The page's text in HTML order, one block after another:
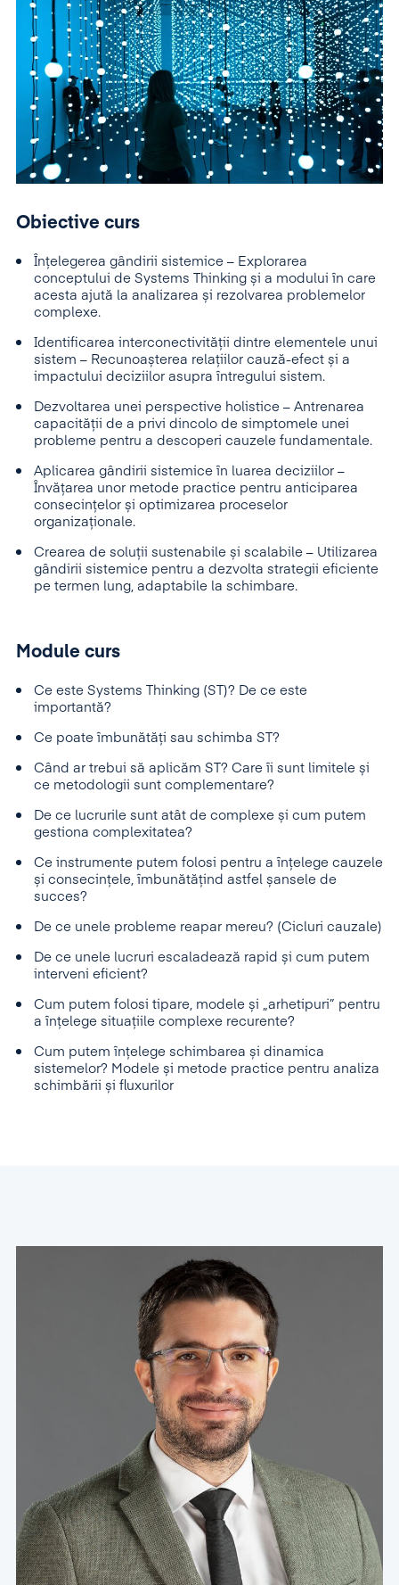
Obiective curs
Înțelegerea gândirii sistemice – Explorarea
conceptului de Systems Thinking și a modului în care
acesta ajută la analizarea și rezolvarea problemelor
complexe.
Identificarea interconectivității dintre elementele unui
sistem – Recunoașterea relațiilor cauză-efect și a
impactului deciziilor asupra întregului sistem.
Dezvoltarea unei perspective holistice – Antrenarea
capacității de a privi dincolo de simptomele unei
probleme pentru a descoperi cauzele fundamentale.
Aplicarea gândirii sistemice în luarea deciziilor –
Învățarea unor metode practice pentru anticiparea
consecințelor și optimizarea proceselor
organizaționale.
Crearea de soluții sustenabile și scalabile – Utilizarea
gândirii sistemice pentru a dezvolta strategii eficiente
pe termen lung, adaptabile la schimbare.
Module curs
Ce este Systems Thinking (ST)? De ce este
importantă?
Ce poate îmbunătăți sau schimba ST?
Când ar trebui să aplicăm ST? Care îi sunt limitele și
ce metodologii sunt complementare?
De ce lucrurile sunt atât de complexe și cum putem
gestiona complexitatea?
Ce instrumente putem folosi pentru a înțelege cauzele
și consecințele, îmbunătățind astfel șansele de
succes?
De ce unele probleme reapar mereu? (Cicluri cauzale)
De ce unele lucruri escaladează rapid și cum putem
interveni eficient?
Cum putem folosi tipare, modele și „arhetipuri” pentru
a înțelege situațiile complexe recurente?
Cum putem înțelege schimbarea și dinamica
sistemelor? Modele și metode practice pentru analiza
schimbării și fluxurilor